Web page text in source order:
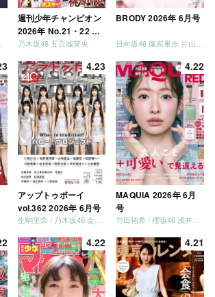
週刊少年チャンピオン
2026年 No.21・22 合
併号
乃木坂46 五百城茉央
BRODY 2026年 6月号
4.23
アップトゥボーイ
vol.362 2026年 6月号
生駒里奈 / 乃木坂46 金川紗耶 森平麗心
4.22
MAQUIA 2026年 6月
号
与田祐希 / 櫻坂46 浅井恋乃未
4.22 4.21